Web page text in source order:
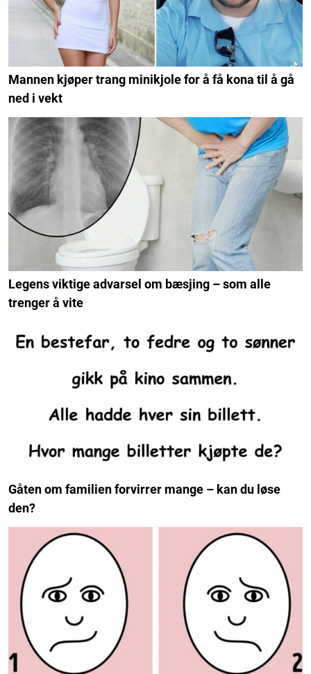
Mannen kjøper trang minikjole for å få kona til å gå
ned i vekt
Legens viktige advarsel om bæsjing – som alle
trenger å vite
Gåten om familien forvirrer mange – kan du løse
den?